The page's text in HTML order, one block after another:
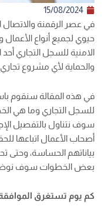
15/08/2024
في عصر الرقمنة والاتصال
حيوي لجميع أنواع
الامنية للسجل التجاري
والحماية لأي مشروع تجاري.
في هذه المقالة سنقوم
للسجل التجاري وما هي
سوف نتناول بالتفصيل
أصحاب الأعمال اتباعها
بياناتهم الحساسة، وحتى
بعض الخطوات سوف
كم يوم تستغرق الموافقة